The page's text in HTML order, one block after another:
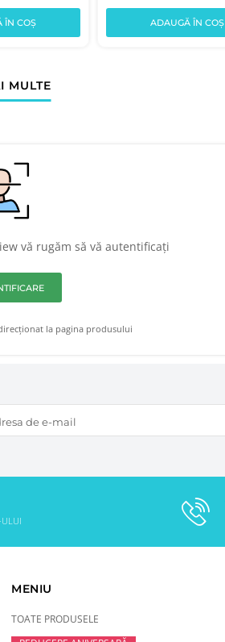
ÎN COȘ ADAUGĂ ÎN COȘ
MULTE
vă rugăm să vă autentificați
la pagina produsului
ULUI
MENIU
TOATE PRODUSELE